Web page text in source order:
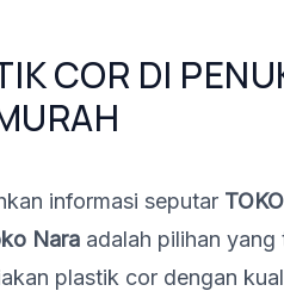
COR DI
informasi seputar
Nara adalah pilihan yang
plastik cor dengan